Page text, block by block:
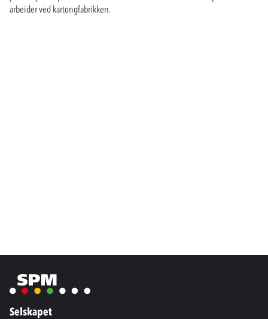
arbeider ved kartongfabrikken.
Selskapet